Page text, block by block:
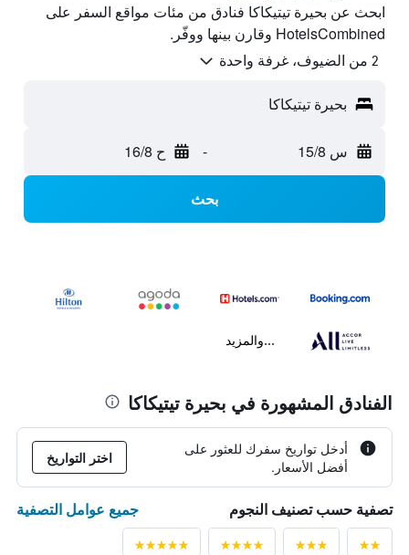
ابحث عن بحيرة تيتيكاكا فنادق من مئات مواقع السفر على
HotelsCombined وقارن بينها ووفّر.
2 من الضيوف، غرفة واحدة
بحيرة تيتيكاكا
س 15/8 - ح 16/8
بحث
...والمزيد
الفنادق المشهورة في بحيرة تيتيكاكا
أدخل تواريخ سفرك للعثور على
أفضل الأسعار.
اختر التواريخ
تصفية حسب تصنيف النجوم جميع عوامل التصفية